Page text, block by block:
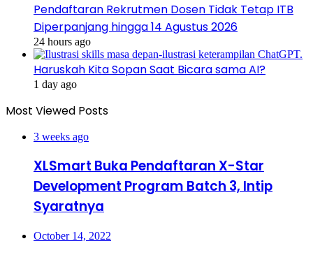
Pendaftaran Rekrutmen Dosen Tidak Tetap ITB
Diperpanjang hingga 14 Agustus 2026
24 hours ago
Haruskah Kita Sopan Saat Bicara sama AI?
1 day ago
Most Viewed Posts
3 weeks ago
XLSmart Buka Pendaftaran X-Star
Development Program Batch 3, Intip
Syaratnya
October 14, 2022